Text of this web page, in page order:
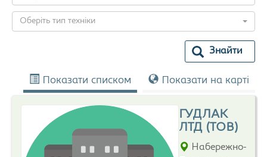
Оберіть тип техніки
Знайти
Показати списком Показати на карті
ГУДЛАК
ЛТД (ТОВ)
Набережно-